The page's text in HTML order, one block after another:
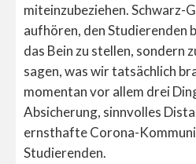
miteinzubeziehen. Schwarz-
aufhören, den Studierenden
das Bein zu stellen, sondern
sagen, was wir tatsächlich
momentan vor allem drei
Absicherung, sinnvolles
ernsthafte Corona-
Studierenden.